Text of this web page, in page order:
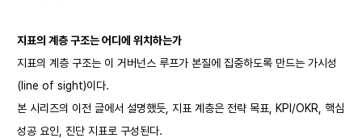
지표의 계층 구조는 어디에 위치하는가
지표의 계층 구조는 이 거버넌스 루프가 본질에 집중하도록 만드는 가시성
(line of sight)이다.
본 시리즈의 이전 글에서 설명했듯, 지표 계층은 전략 목표, KPI/OKR, 핵심
성공 요인, 진단 지표로 구성된다.